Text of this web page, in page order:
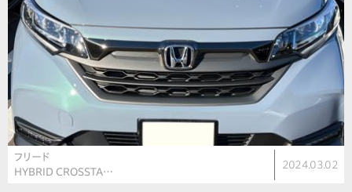
フリード
HYBRID CROSSTA…
2024.03.02